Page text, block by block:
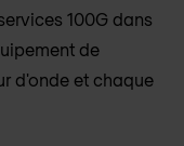
100G dans
de
d'onde et chaque